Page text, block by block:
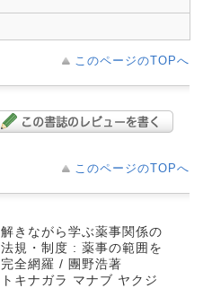
このページのTOPへ
このページのTOPへ
解きながら学ぶ薬事関係の
法規・制度 : 薬事の範囲を
完全網羅 / 團野浩著
トキナガラ マナブ ヤクジ